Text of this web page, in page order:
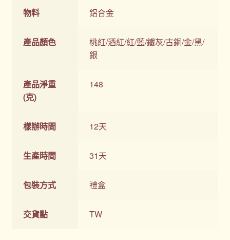
物料 鋁合金
產品顏色
桃紅/酒紅/紅/藍/鐵灰/古銅/金/黑/
銀
產品淨重
(克)
148
樣辦時間 12天
生產時間 31天
包裝方式 禮盒
交貨點 TW